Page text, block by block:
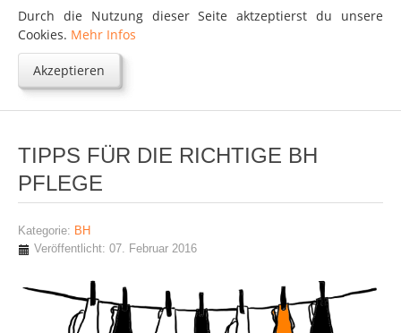
Impressum
Datenschutz
Durch die Nutzung dieser Seite aktzeptierst du unsere
Cookies. Mehr Infos
Akzeptieren
TIPPS FÜR DIE RICHTIGE BH
PFLEGE
Kategorie: BH
Veröffentlicht: 07. Februar 2016